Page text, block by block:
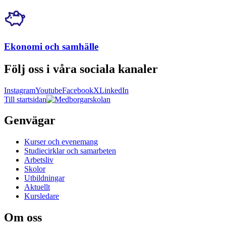
Ekonomi och samhälle
Följ oss i våra sociala kanaler
InstagramYoutubeFacebookXLinkedIn
Till startsidan
Genvägar
Kurser och evenemang
Studiecirklar och samarbeten
Arbetsliv
Skolor
Utbildningar
Aktuellt
Kursledare
Om oss